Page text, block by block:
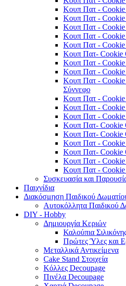
Κουπ Πατ - Cookie
Κουπ Πατ - Cookie
Κουπ Πατ - Cookie
Κουπ Πατ - Cookie
Κουπ Πατ - Cookie
Κουπ Πατ- Cookie
Κουπ Πατ -
Κουπ Πατ - Cookie
Κουπ Πατ - Cookie
Σύννεφο
Κουπ Πατ - Cookie
Κουπ Πατ - Cookie
Κουπ Πατ - Cookie
Κουπ Πατ- Cookie
Κουπ Πατ- Cookie
Κουπ Πατ - Cookie
Κουπ Πατ- Cookie
Κουπ Πατ - Cookie
Κουπ Πατ - Cookie
Συσκευασία και
Παιχνίδια
Διακόσμηση Παιδικού
Αυτοκόλλητα Παιδικού
DIY - Hobby
Δημιουργία Κεριών
Καλούπια
Πρώτες Ύλες και
Μεταλλικά Αντικείμενα
Cake Stand Στοιχεία
Κόλλες Decoupage
Πινέλα Decoupage